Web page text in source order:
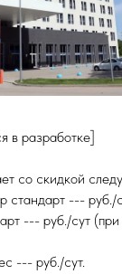
в разработке]
со скидкой
--- руб./
--- руб./сут
--- руб./сут.